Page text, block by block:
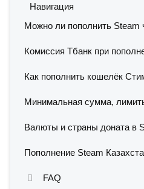
Навигация
Можно ли пополнить Steam
Комиссия Тбанк при
Как пополнить кошелёк
Минимальная сумма,
Валюты и страны доната в
Пополнение Steam
FAQ